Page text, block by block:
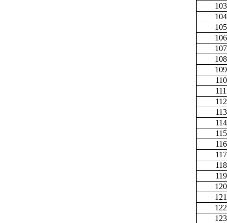
103
104
105
106
107
108
109
110
111
112
113
114
115
116
117
118
119
120
121
122
123